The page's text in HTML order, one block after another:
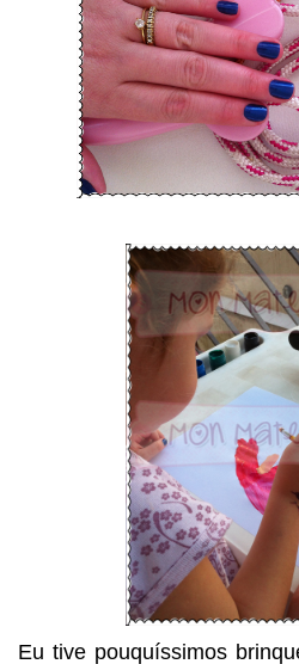
Eu tive pouquíssimos